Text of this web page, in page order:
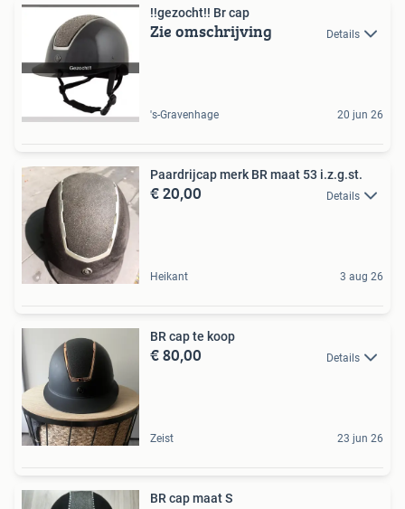
!!gezocht!! Br cap
Zie omschrijving Details
's-Gravenhage 20 jun 26
Paardrijcap merk BR maat 53 i.z.g.st.
€ 20,00 Details
Heikant 3 aug 26
BR cap te koop
€ 80,00 Details
Zeist 23 jun 26
BR cap maat S